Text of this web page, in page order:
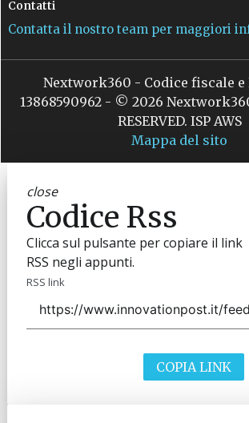
Contatti
Contatta il nostro team per maggiori
Nextwork360 - Codice fiscale e
13868590962 - © 2026
RESERVED. ISP AWS
Mappa del sito
close
Codice Rss
Clicca sul pulsante per copiare il link
RSS negli appunti.
RSS link
COPIA LINK